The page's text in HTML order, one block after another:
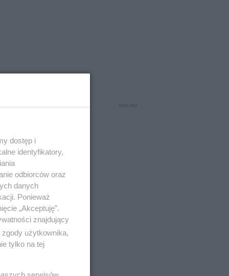
dostęp i
identyfikatory,
odbiorców oraz
danych
Ponieważ
„Akceptuję”.
znajdujący
użytkownika,
tylko na tej